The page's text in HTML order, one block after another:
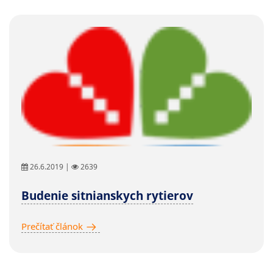
26.6.2019 | 2639
Budenie sitnianskych rytierov
Prečítať článok